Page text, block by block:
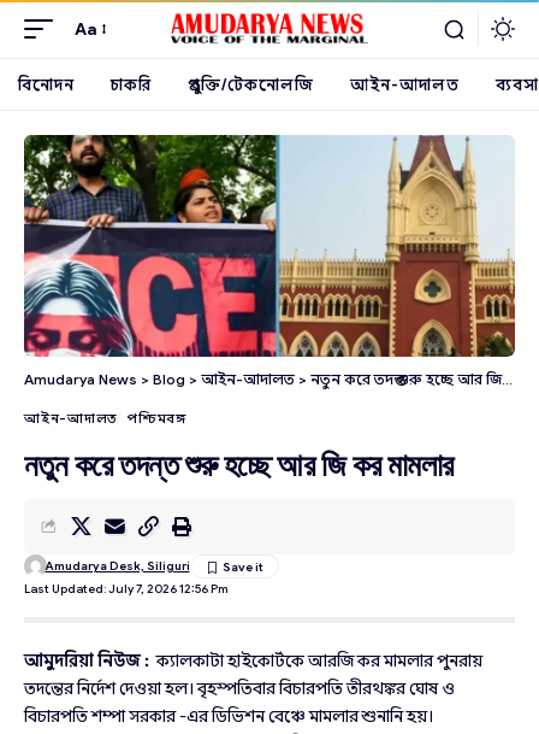
Aa
বিনোদন চাকরি প্রযুক্তি/টেকনোলজি আইন-আদালত ব্যবসা
Amudarya News > Blog > আইন-আদালত > নতুন করে তদন্ত শুরু হচ্ছে আর জি কর মামলার
আইন-আদালত পশ্চিমবঙ্গ
নতুন করে তদন্ত শুরু হচ্ছে আর জি কর মামলার
Last Updated: July 7, 2026 12:56 Pm
Amudarya Desk, Siliguri
আমুদরিয়া নিউজ :ক্যালকাটা হাইকোর্টকে আরজি কর মামলার পুনরায়
তদন্তের নির্দেশ দেওয়া হল। বৃহস্পতিবার বিচারপতি তীরথঙ্কর ঘোষ ও
বিচারপতি শম্পা সরকার -এর ডিভিশন বেঞ্চে মামলার শুনানি হয়।